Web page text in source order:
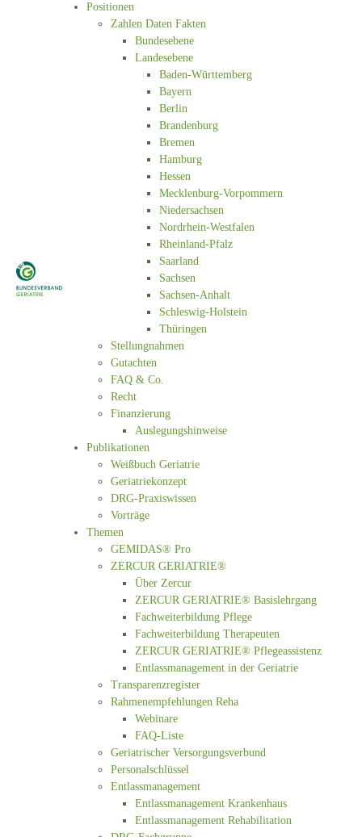
Positionen
Zahlen Daten Fakten
Bundesebene
Landesebene
Baden-Württemberg
Bayern
Berlin
Brandenburg
Bremen
Hamburg
Hessen
Mecklenburg-Vorpommern
Niedersachsen
Nordrhein-Westfalen
Rheinland-Pfalz
Saarland
Sachsen
Sachsen-Anhalt
Schleswig-Holstein
Thüringen
Stellungnahmen
Gutachten
FAQ & Co.
Recht
Finanzierung
Auslegungshinweise
Publikationen
Weißbuch Geriatrie
Geriatriekonzept
DRG-Praxiswissen
Vorträge
Themen
GEMIDAS® Pro
ZERCUR GERIATRIE®
Über Zercur
ZERCUR GERIATRIE® Basislehrgang
Fachweiterbildung Pflege
Fachweiterbildung Therapeuten
ZERCUR GERIATRIE® Pflegeassistenz
Entlassmanagement in der Geriatrie
Transparenzregister
Rahmenempfehlungen Reha
Webinare
FAQ-Liste
Geriatrischer Versorgungsverbund
Personalschlüssel
Entlassmanagement
Entlassmanagement Krankenhaus
Entlassmanagement Rehabilitation